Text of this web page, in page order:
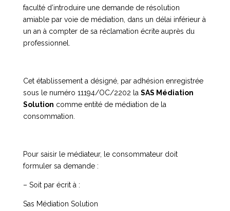
faculté d’introduire une demande de résolution
amiable par voie de médiation, dans un délai inférieur à
un an à compter de sa réclamation écrite auprès du
professionnel.
Cet établissement a désigné, par adhésion enregistrée
sous le numéro 11194/OC/2202 la SAS Médiation
Solution comme entité de médiation de la
consommation.
Pour saisir le médiateur, le consommateur doit
formuler sa demande :
– Soit par écrit à :
Sas Médiation Solution